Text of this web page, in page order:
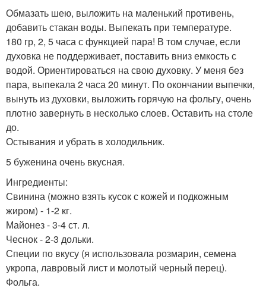
Обмазать шею, выложить на маленький противень,
добавить стакан воды. Выпекать при температуре.
180 гр, 2, 5 часа с функцией пара! В том случае, если
духовка не поддерживает, поставить вниз емкость с
водой. Ориентироваться на свою духовку. У меня без
пара, выпекала 2 часа 20 минут. По окончании выпечки,
вынуть из духовки, выложить горячую на фольгу, очень
плотно завернуть в несколько слоев. Оставить на столе
до.
Остывания и убрать в холодильник.
5 буженина очень вкусная.
Ингредиенты:
Свинина (можно взять кусок с кожей и подкожным
жиром) - 1-2 кг.
Майонез - 3-4 ст. л.
Чеснок - 2-3 дольки.
Специи по вкусу (я использовала розмарин, семена
укропа, лавровый лист и молотый черный перец).
Фольга.